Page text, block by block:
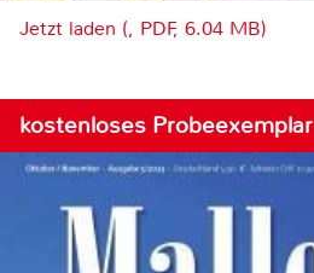
Jetzt laden (, PDF, 6.04 MB)
kostenloses Probeexemplar